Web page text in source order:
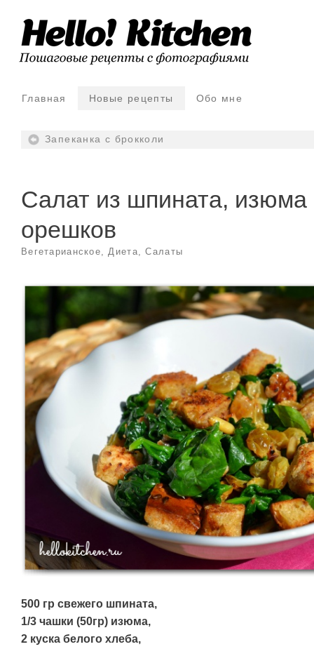
Главная Новые рецепты Обо мне
Запеканка с брокколи
Салат из шпината, изюма
орешков
Вегетарианское,Диета,Салаты
500 гр свежего шпината,
1/3 чашки (50гр) изюма,
2 куска белого хлеба,